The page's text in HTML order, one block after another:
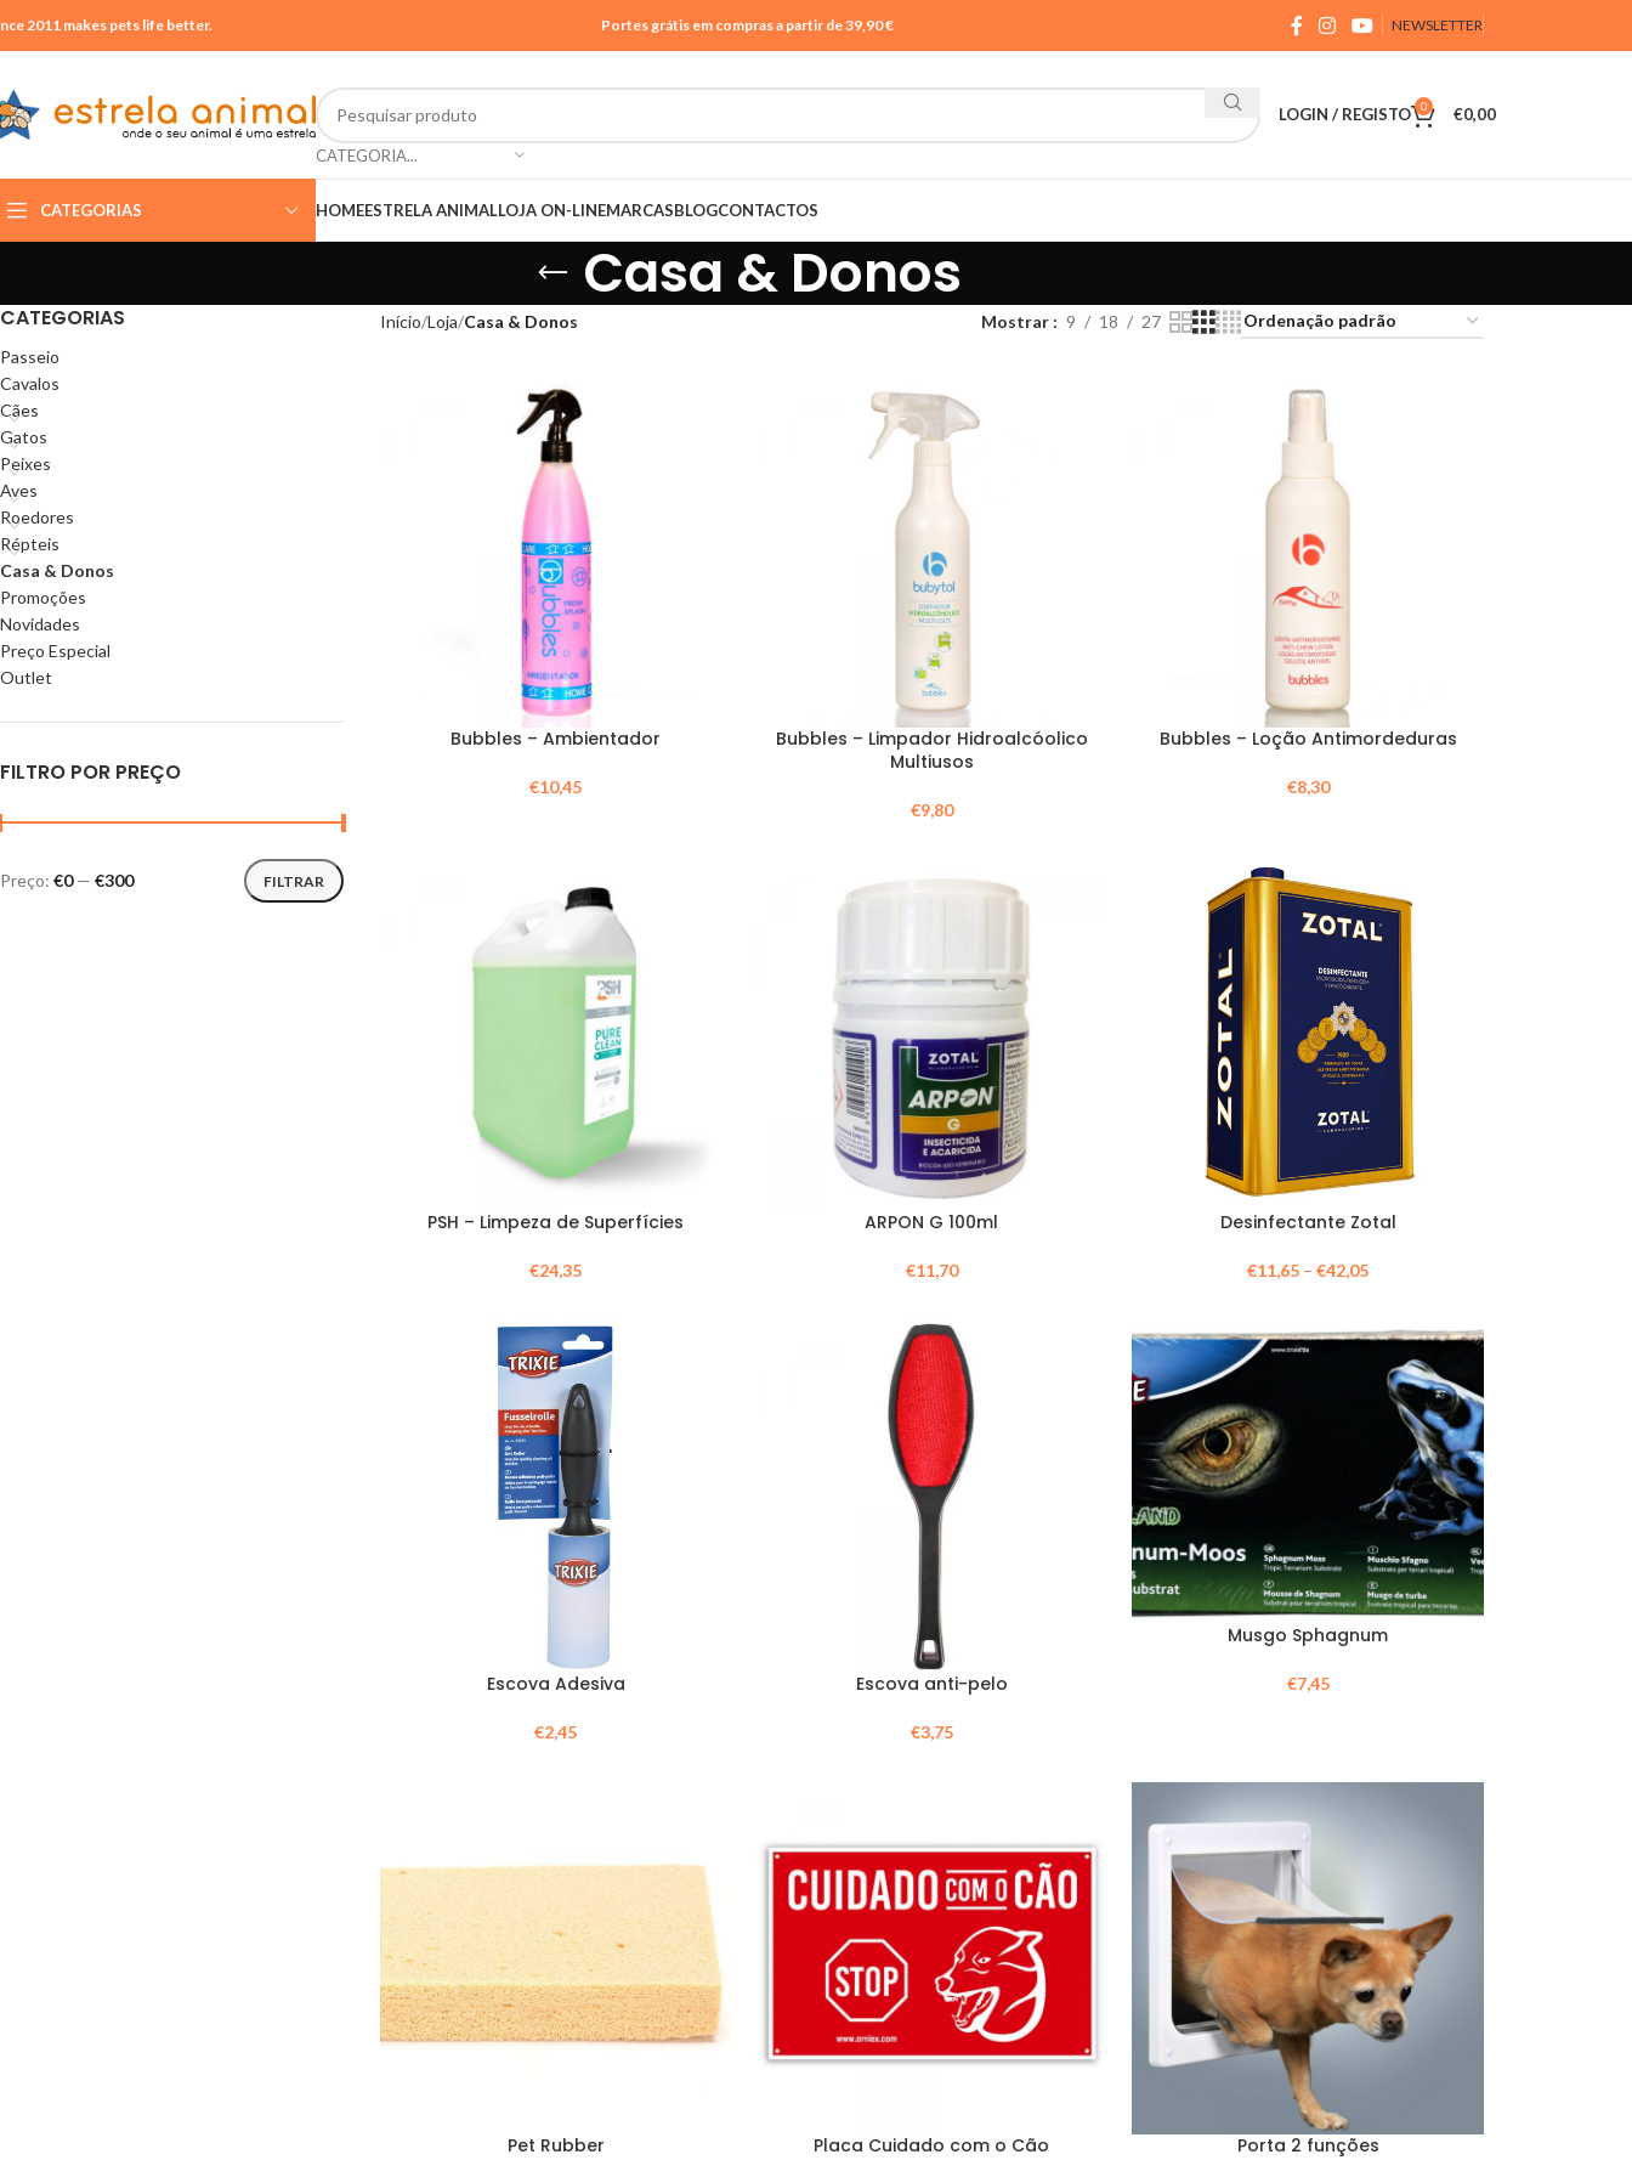
2011 makes pets life better. Portes grátis em compras a partir de 39,90 € NEWSLETTER
CATEGORIA...
LOGIN / REGISTO 0 €0,00
CATEGORIAS HOMEESTRELA ANIMALLOJA ON-LINEMARCASBLOGCONTACTOS
Casa & Donos
CATEGORIAS
Passeio
Cavalos
Cães
Gatos
Peixes
Aves
Roedores
Répteis
Casa & Donos
Promoções
Novidades
Preço Especial
Outlet
FILTRO POR PREÇO
FILTRAR
Preço: €0— €300
Início Loja Casa & Donos Mostrar 9 18 27
Bubbles – Ambientador
€10,45
Bubbles – Limpador Hidroalcóolico
Multiusos
€9,80
Bubbles – Loção Antimordeduras
€8,30
PSH – Limpeza de Superfícies
€24,35
ARPON G 100ml
€11,70
Desinfectante Zotal
€11,65 –€42,05
Escova Adesiva
€2,45
Escova anti-pelo
€3,75
Musgo Sphagnum
€7,45
Pet Rubber Placa Cuidado com o Cão Porta 2 funções